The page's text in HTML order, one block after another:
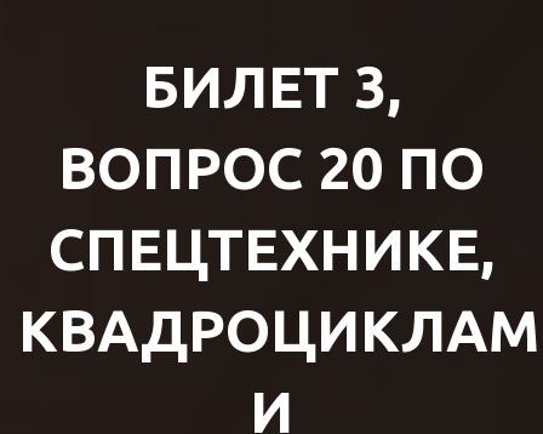
БИЛЕТ 3,
ВОПРОС 20 ПО
СПЕЦТЕХНИКЕ,
КВАДРОЦИКЛАМ
И